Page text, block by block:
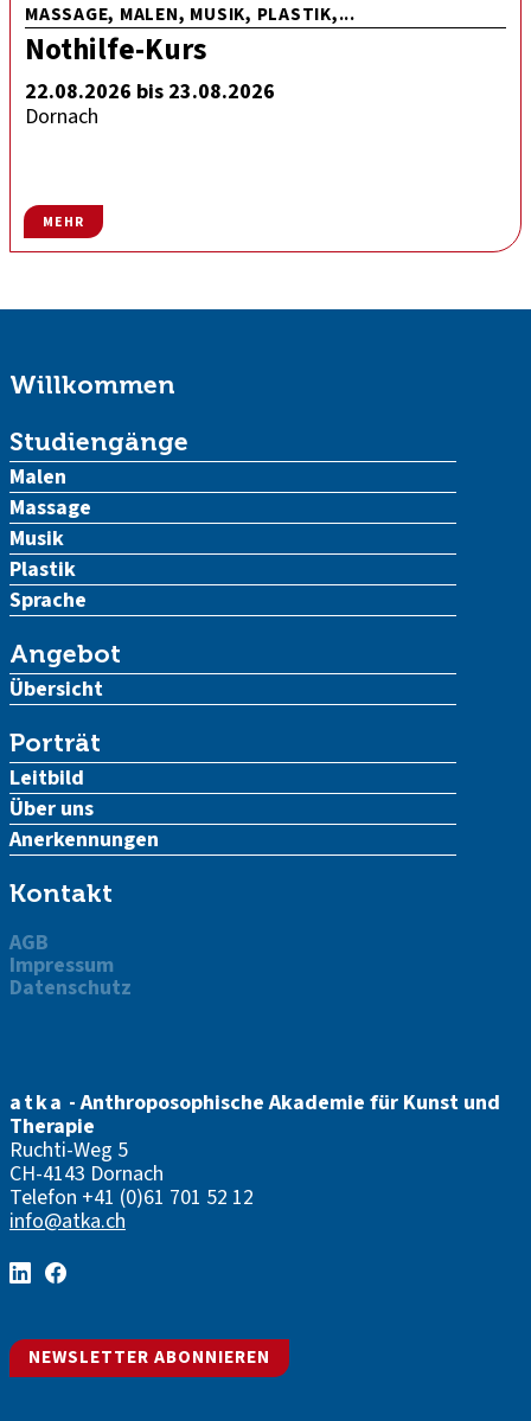
MASSAGE, MALEN, MUSIK, PLASTIK,...
Nothilfe-Kurs
22.08.2026 bis 23.08.2026
Dornach
MEHR
Willkommen
Studiengänge
Malen
Massage
Musik
Plastik
Sprache
Angebot
Übersicht
Porträt
Leitbild
Über uns
Anerkennungen
Kontakt
AGB
Impressum
Datenschutz
atka - Anthroposophische Akademie für Kunst und
Therapie
Ruchti-Weg 5
CH-4143 Dornach
Telefon +41 (0)61 701 52 12
info@atka.ch
NEWSLETTER ABONNIEREN